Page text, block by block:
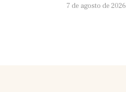
7 de agosto de 2026